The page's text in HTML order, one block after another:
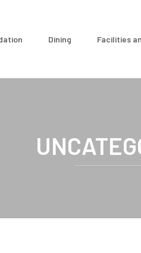
Dining Facilities